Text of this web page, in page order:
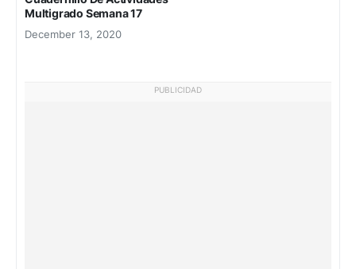
Multigrado Semana 17
December 13, 2020
PUBLICIDAD